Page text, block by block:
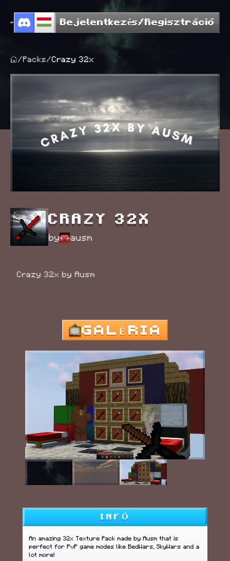
Bejelentkezés/Regisztráció
/ Packs/Crazy 32x
CRAZY 32X
by ausm
Crazy 32x by Ausm
GALÉRIA
INFÓ
An amazing 32x Texture Pack made by Ausm that is
perfect for PvP game modes like BedWars, SkyWars and a
lot more!